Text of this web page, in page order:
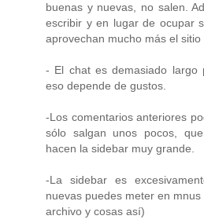
buenas y nuevas, no salen.
escribir y en lugar de ocupar
aprovechan mucho más el sitio
- El chat es demasiado largo
eso depende de gustos.
-Los comentarios anteriores
sólo salgan unos pocos,
hacen la sidebar muy grande.
-La sidebar es
nuevas puedes meter en
archivo y cosas así)